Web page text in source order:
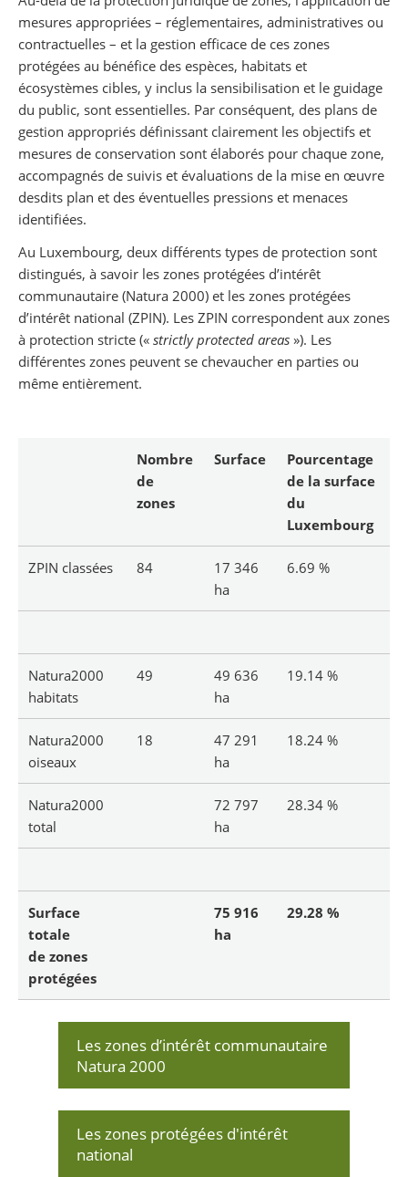
mesures appropriées – réglementaires, administratives ou
contractuelles – et la gestion efficace de ces zones
protégées au bénéfice des espèces, habitats et
écosystèmes cibles, y inclus la sensibilisation et le guidage
du public, sont essentielles. Par conséquent, des plans de
gestion appropriés définissant clairement les objectifs et
mesures de conservation sont élaborés pour chaque zone,
accompagnés de suivis et évaluations de la mise en œuvre
desdits plan et des éventuelles pressions et menaces
identifiées.
Au Luxembourg, deux différents types de protection sont
distingués, à savoir les zones protégées d’intérêt
communautaire (Natura 2000) et les zones protégées
d’intérêt national (ZPIN). Les ZPIN correspondent aux zones
à protection stricte (« strictly protected areas »). Les
différentes zones peuvent se chevaucher en parties ou
même entièrement.
Nombre
de
zones
Surface
Pourcentage
de la surface
du
Luxembourg
ZPIN classées 84
17 346
ha
6.69 %
Natura2000
habitats
49
49 636
ha
19.14 %
Natura2000
oiseaux
18
47 291
ha
18.24 %
Natura2000
total
72 797
ha
28.34 %
Surface
totale
de zones
protégées
75 916
ha
29.28 %
Les zones d’intérêt communautaire
Natura 2000
Les zones protégées d'intérêt
national